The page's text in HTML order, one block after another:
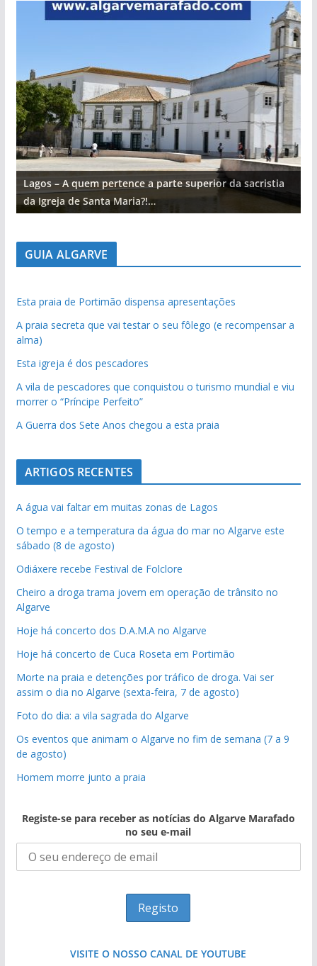
Lagos – A quem pertence a parte superior da sacristia
da Igreja de Santa Maria?!…
GUIA ALGARVE
Esta praia de Portimão dispensa apresentações
A praia secreta que vai testar o seu fôlego (e recompensar a
alma)
Esta igreja é dos pescadores
A vila de pescadores que conquistou o turismo mundial e viu
morrer o “Príncipe Perfeito”
A Guerra dos Sete Anos chegou a esta praia
ARTIGOS RECENTES
A água vai faltar em muitas zonas de Lagos
O tempo e a temperatura da água do mar no Algarve este
sábado (8 de agosto)
Odiáxere recebe Festival de Folclore
Cheiro a droga trama jovem em operação de trânsito no
Algarve
Hoje há concerto dos D.A.M.A no Algarve
Hoje há concerto de Cuca Roseta em Portimão
Morte na praia e detenções por tráfico de droga. Vai ser
assim o dia no Algarve (sexta-feira, 7 de agosto)
Foto do dia: a vila sagrada do Algarve
Os eventos que animam o Algarve no fim de semana (7 a 9
de agosto)
Homem morre junto a praia
Registe-se para receber as notícias do Algarve Marafado
no seu e-mail
VISITE O NOSSO CANAL DE YOUTUBE